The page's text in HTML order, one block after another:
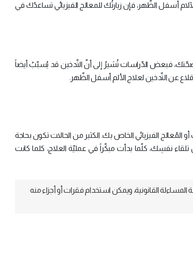
أسفل الظّهر، فإن زيارتُك للمعالج الفيزيائي تساعدُك في
فبعض الدّراسات تُشيرُ إلى أنّ التّدخين قد يُسبّبُ أيضاً
عن التّدخين لعلاج الألم أسفل الظّهر.
الفيزيائي الخاص بك. الكثير من الحالات تكون بحاجة
نفسِك، كلّما بدأت مبكّراً في عمليّة العلاج، كلما كانت
القانونية، ويمكن استخدام فقرات أو أجزاء منه